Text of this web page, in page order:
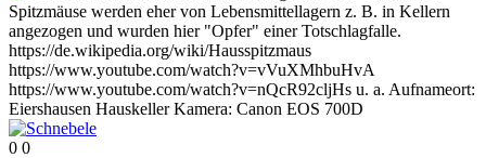
0 0